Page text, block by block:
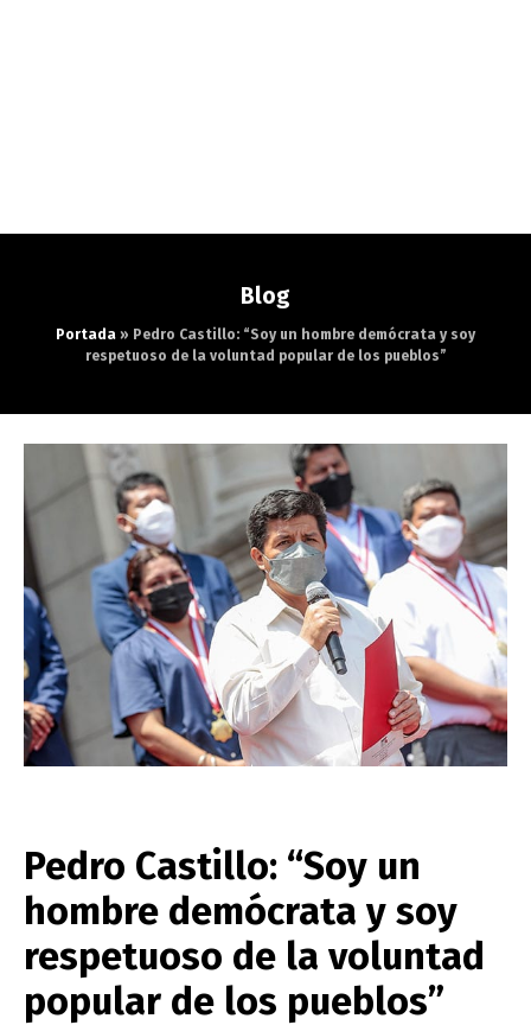
Blog
Portada » Pedro Castillo: “Soy un hombre demócrata y soy
respetuoso de la voluntad popular de los pueblos”
Pedro Castillo: “Soy un
hombre demócrata y soy
respetuoso de la voluntad
popular de los pueblos”